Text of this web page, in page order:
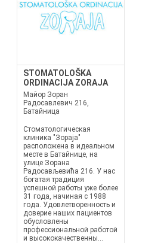
STOMATOLOŠKA
ORDINACIJA ZORAJA
Майор Зоран
Радосавлевич 216,
Батайница
Стоматологическая
клиника "Зораја"
расположена в идеальном
месте в Батайнице, на
улице Зорана
Радосављевића 216. У нас
богатая традиция
успешной работы уже более
31 года, начиная с 1988
года. Удовлетворенность и
доверие наших пациентов
обусловлены
профессиональной работой
и высококачественны...